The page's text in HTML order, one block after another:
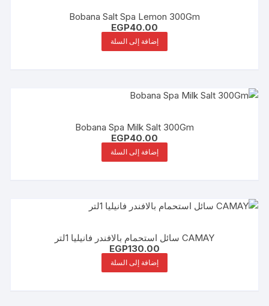
Bobana Salt Spa Lemon 300Gm
EGP40.00
إضافة إلى السلة
Bobana Spa Milk Salt 300Gm
EGP40.00
إضافة إلى السلة
CAMAY سائل استحمام بالافندر فانيليا 1لتر
EGP130.00
إضافة إلى السلة